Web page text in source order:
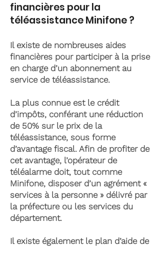
financières pour la
téléassistance Minifone ?
Il existe de nombreuses aides
financières pour participer à la prise
en charge d’un abonnement au
service de téléassistance.
La plus connue est le crédit
d’impôts, conférant une réduction
de 50% sur le prix de la
téléassistance, sous forme
d’avantage fiscal. Afin de profiter de
cet avantage, l’opérateur de
téléalarme doit, tout comme
Minifone, disposer d’un agrément «
services à la personne » délivré par
la préfecture ou les services du
département.
Il existe également le plan d’aide de